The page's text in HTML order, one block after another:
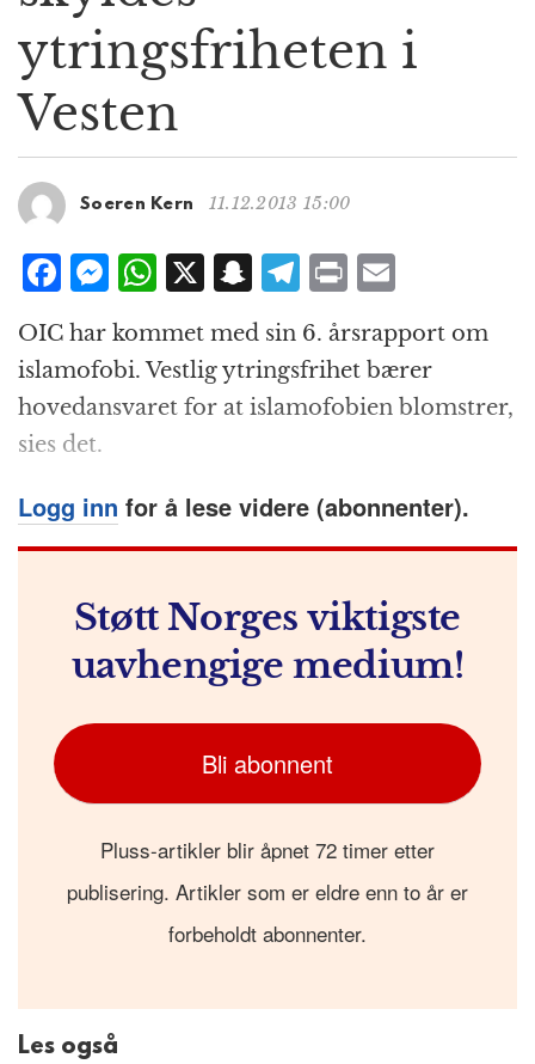
a
t
ytringsfriheten i
Vesten
Soeren Kern 11.12.2013 15:00
F
a
c
e
b
o
o
k
M
e
ss
e
n
e
r
W
at
s
A
p
X S
n
a
p
c
at
T
el
e
g
r
m
P
n
t
ai
l
OIC har kommet med sin 6. årsrapport om
islamofobi. Vestlig ytringsfrihet bærer
hovedansvaret for at islamofobien blomstrer,
sies det.
Logg inn for å lese videre (abonnenter).
Støtt Norges viktigste
uavhengige medium!
Bli abonnent
Pluss-artikler blir åpnet 72 timer etter
publisering. Artikler som er eldre enn to år er
forbeholdt abonnenter.
Les også